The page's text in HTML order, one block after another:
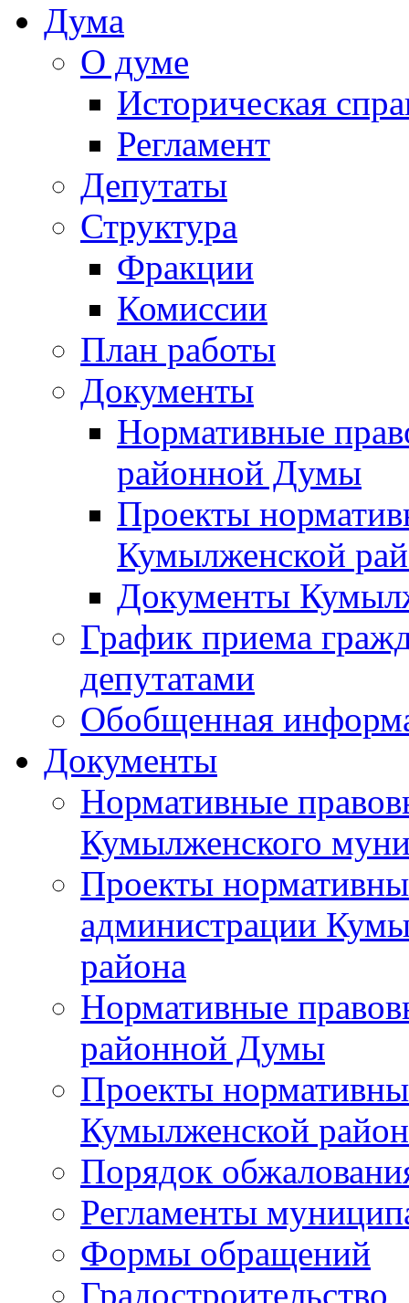
Дума
О думе
Историческая
Регламент
Депутаты
Структура
Фракции
Комиссии
План работы
Документы
Нормативные
районной Думы
Проекты
Кумылженской
Документы
График приема
депутатами
Обобщенная
Документы
Нормативные
Кумылженского
Проекты
администрации
района
Нормативные
районной Думы
Проекты
Кумылженской
Порядок
Регламенты
Формы обращений
Градостроительство